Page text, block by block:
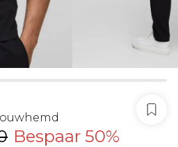
Bespaar 50%